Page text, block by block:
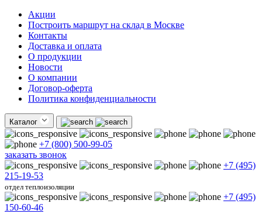
Акции
Построить маршрут на склад в Москве
Контакты
Доставка и оплата
О продукции
Новости
О компании
Договор-оферта
Политика конфиденциальности
Каталог
+7 (800) 500-99-05
заказать звонок
+7 (495)
215-19-53
отдел теплоизоляции
+7 (495)
150-60-46